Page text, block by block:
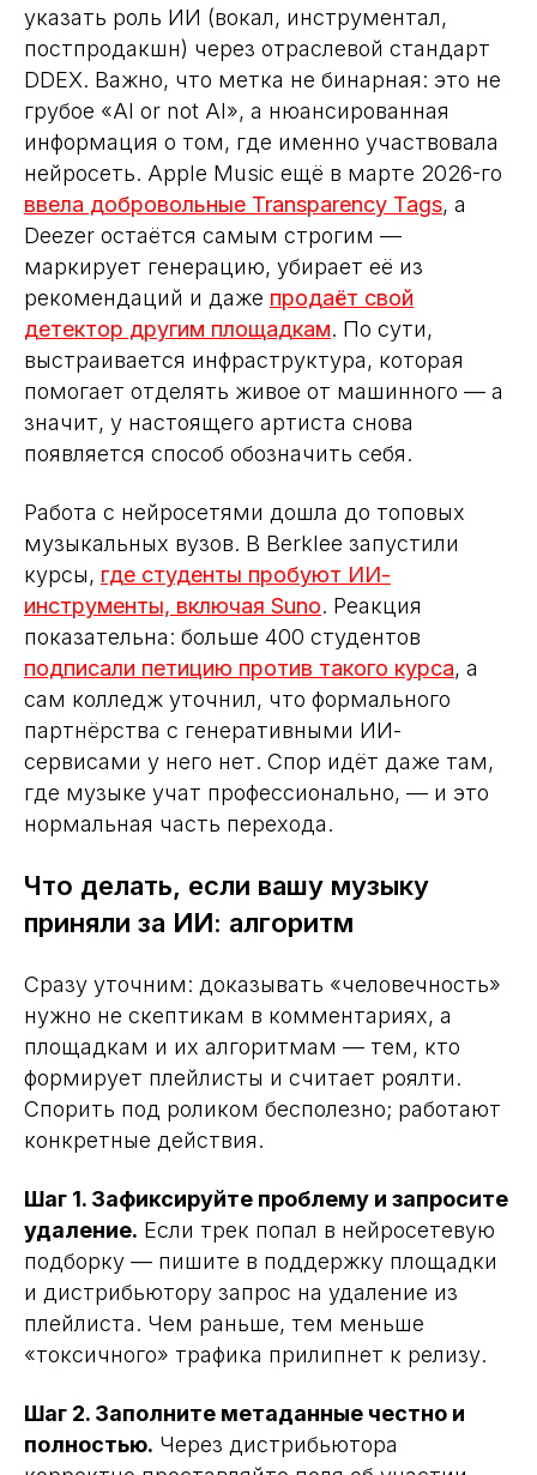
указать роль ИИ (вокал, инструментал,
постпродакшн) через отраслевой стандарт
DDEX. Важно, что метка не бинарная: это не
грубое «AI or not AI», а нюансированная
информация о том, где именно участвовала
нейросеть. Apple Music ещё в марте 2026-го
ввела добровольные Transparency Tags, а
Deezer остаётся самым строгим —
маркирует генерацию, убирает её из
рекомендаций и даже продаёт свой
детектор другим площадкам. По сути,
выстраивается инфраструктура, которая
помогает отделять живое от машинного — а
значит, у настоящего артиста снова
появляется способ обозначить себя.
Работа с нейросетями дошла до топовых
музыкальных вузов. В Berklee запустили
курсы, где студенты пробуют ИИ-
инструменты, включая Suno. Реакция
показательна: больше 400 студентов
подписали петицию против такого курса, а
сам колледж уточнил, что формального
партнёрства с генеративными ИИ-
сервисами у него нет. Спор идёт даже там,
где музыке учат профессионально, — и это
нормальная часть перехода.
Что делать, если вашу музыку
приняли за ИИ: алгоритм
Сразу уточним: доказывать «человечность»
нужно не скептикам в комментариях, а
площадкам и их алгоритмам — тем, кто
формирует плейлисты и считает роялти.
Спорить под роликом бесполезно; работают
конкретные действия.
Шаг 1. Зафиксируйте проблему и запросите
удаление. Если трек попал в нейросетевую
подборку — пишите в поддержку площадки
и дистрибьютору запрос на удаление из
плейлиста. Чем раньше, тем меньше
«токсичного» трафика прилипнет к релизу.
Шаг 2. Заполните метаданные честно и
полностью. Через дистрибьютора